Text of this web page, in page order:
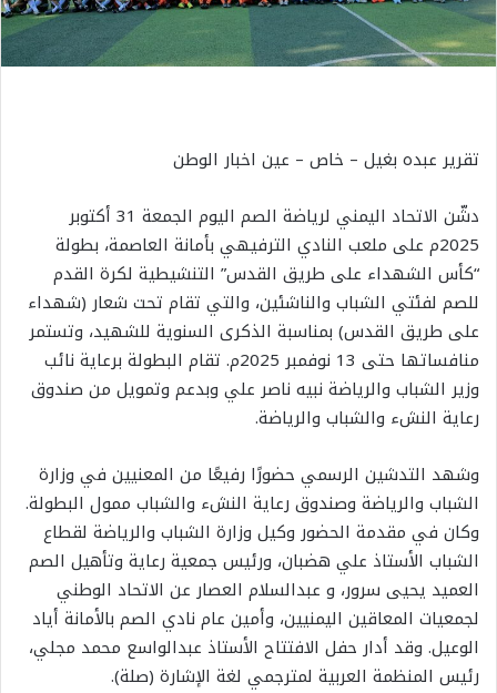
تقرير عبده بغيل – خاص – عين اخبار الوطن
دشّن الاتحاد اليمني لرياضة الصم اليوم الجمعة 31 أكتوبر
2025م على ملعب النادي الترفيهي بأمانة العاصمة، بطولة
“كأس الشهداء على طريق القدس” التنشيطية لكرة القدم
للصم لفئتي الشباب والناشئين، والتي تقام تحت شعار (شهداء
على طريق القدس) بمناسبة الذكرى السنوية للشهيد، وتستمر
منافساتها حتى 13 نوفمبر 2025م. تقام البطولة برعاية نائب
وزير الشباب والرياضة نبيه ناصر علي وبدعم وتمويل من صندوق
رعاية النشء والشباب والرياضة.
وشهد التدشين الرسمي حضورًا رفيعًا من المعنيين في وزارة
الشباب والرياضة وصندوق رعاية النشء والشباب ممول البطولة.
وكان في مقدمة الحضور وكيل وزارة الشباب والرياضة لقطاع
الشباب الأستاذ علي هضبان، ورئيس جمعية رعاية وتأهيل الصم
العميد يحيى سرور، و عبدالسلام العصار عن الاتحاد الوطني
لجمعيات المعاقين اليمنيين، وأمين عام نادي الصم بالأمانة أياد
الوعيل. وقد أدار حفل الافتتاح الأستاذ عبدالواسع محمد مجلي،
رئيس المنظمة العربية لمترجمي لغة الإشارة (صلة).